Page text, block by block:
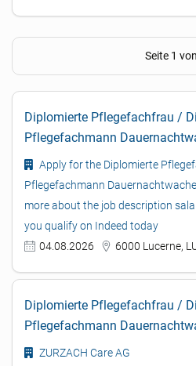
Seite 1
Diplomierte Pflegefachfrau /
Pflegefachmann
Apply for the Diplomierte
Pflegefachmann
more about the job description
you qualify on Indeed today
04.08.2026
6000 Lucerne,
Diplomierte Pflegefachfrau /
Pflegefachmann
ZURZACH Care AG